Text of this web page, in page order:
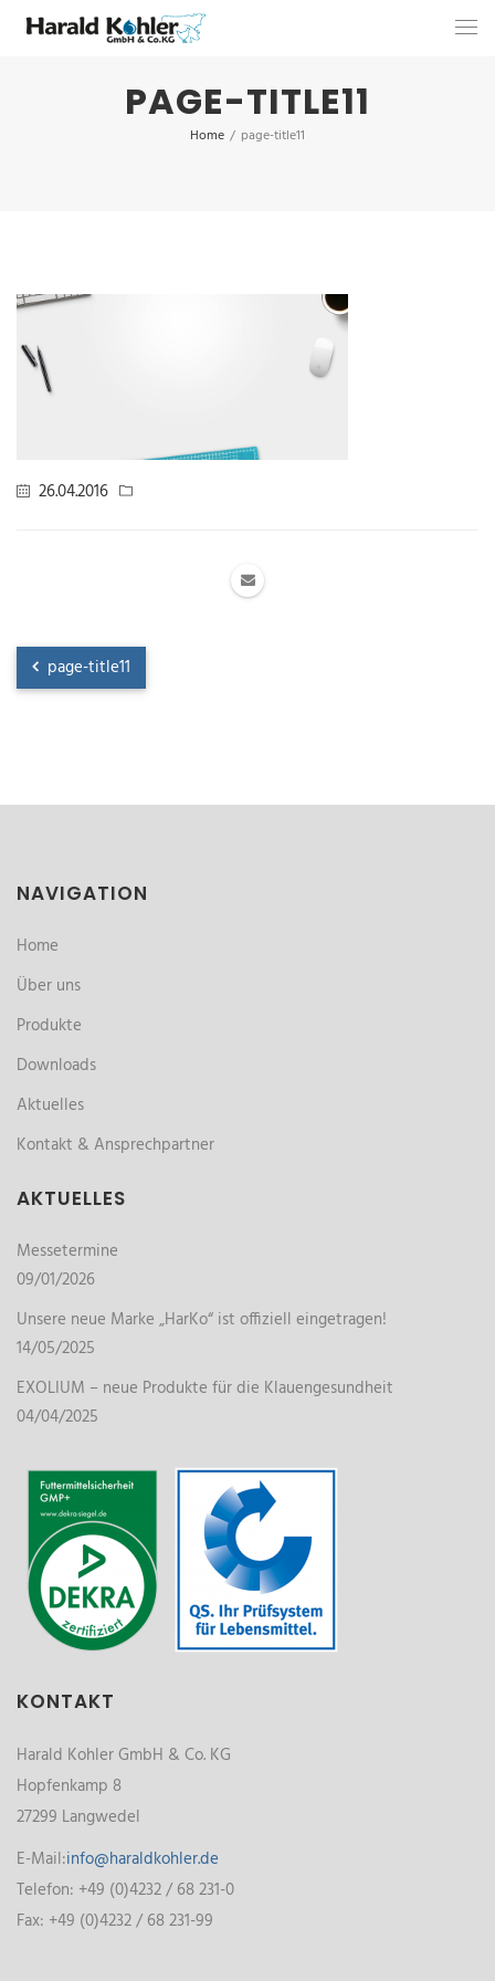
PAGE-TITLE11
Home / page-title11
26.04.2016
page-title11
NAVIGATION
Home
Über uns
Produkte
Downloads
Aktuelles
Kontakt & Ansprechpartner
AKTUELLES
Messetermine
09/01/2026
Unsere neue Marke „HarKo“ ist offiziell eingetragen!
14/05/2025
EXOLIUM – neue Produkte für die Klauengesundheit
04/04/2025
KONTAKT
Harald Kohler GmbH & Co. KG
Hopfenkamp 8
27299 Langwedel
E-Mail:info@haraldkohler.de
Telefon: +49 (0)4232 / 68 231-0
Fax: +49 (0)4232 / 68 231-99